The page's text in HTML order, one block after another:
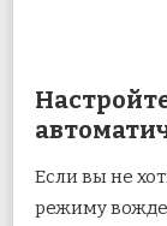
Если вы не
режиму